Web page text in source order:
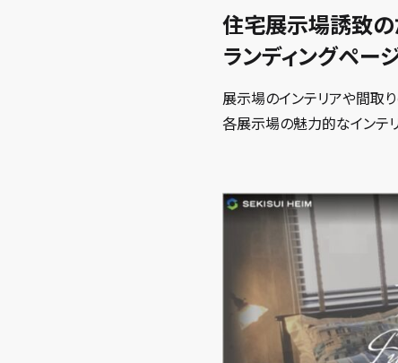
住宅展示場誘致の
ランディングペー
展示場のインテリアや間取
各展示場の魅力的なインテ